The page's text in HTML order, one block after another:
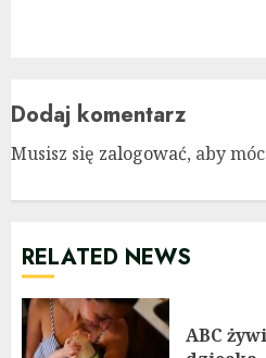
Dodaj komentarz
Musisz się zalogować, aby
RELATED NEWS
ABC